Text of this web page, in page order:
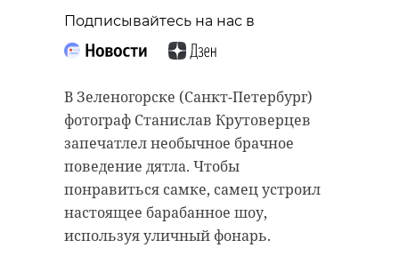
Подписывайтесь на нас в
В Зеленогорске (Санкт-Петербург)
фотограф Станислав Крутоверцев
запечатлел необычное брачное
поведение дятла. Чтобы
понравиться самке, самец устроил
настоящее барабанное шоу,
используя уличный фонарь.